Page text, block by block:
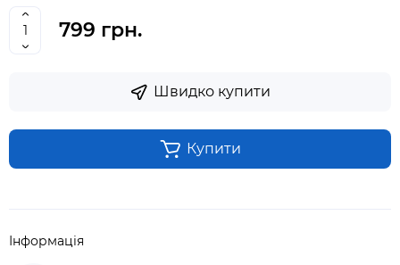
799 грн.
Швидко купити
Купити
Інформація